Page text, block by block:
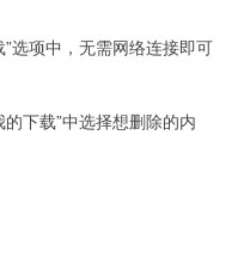
项中，无需网络连接即可
下载”中选择想删除的内